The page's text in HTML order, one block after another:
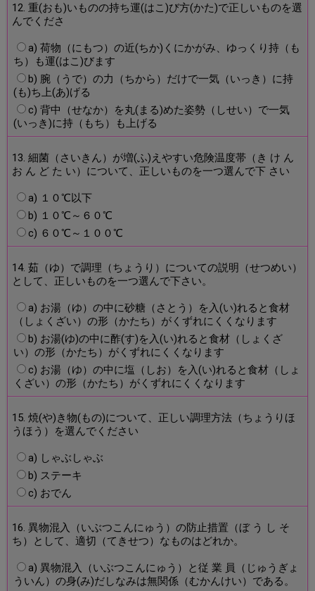
12. 重(おも)いものの持ち運(はこ)び方(かた)で正しいものを選
んでくださ
a) 荷物（にもつ）の近(ちか)くにかがみ、ゆっくり持（も
ち）も運(はこ)びます
b) 腕（うで）の力（ちから）だけで一気（いっき）に持
(も)ち上(あ)げる
c) 背中（せなか）を丸(まる)めた姿勢（しせい）で一気
(いっき)に持（もち）も上げる
13. 細菌（さいきん）が増(ふ)えやすい危険温度帯（き け ん
お ん ど た い）について、正しいものを一つ選んで下 さい
a) １０℃以下
b) １０℃～６０℃
c) ６０℃～１００℃
14. 茹（ゆ）で調理（ちょうり）についての説明（せつめい）
として、正しいものを一つ選んで下さい。
a) お湯（ゆ）の中に砂糖（さとう）を入(い)れると食材
（しょくざい）の形（かたち）がくずれにくくなります
b) お湯(ゆ)の中に酢(す)を入(い)れると食材（しょくざ
い）の形（かたち）がくずれにくくなります
c) お湯（ゆ）の中に塩（しお）を入(い)れると食材（しょ
くざい）の形（かたち）がくずれにくくなります
15. 焼(や)き物(もの)について、正しい調理方法（ちょうりほ
うほう）を選んでください
a) しゃぶしゃぶ
b) ステーキ
c) おでん
16. 異物混入（いぶつこんにゅう）の防止措置（ぼ う し そ
ち）として、適切（てきせつ）なものはどれか。
a) 異物混入（いぶつこんにゅう）と従 業 員（じゅうぎょ
ういん）の身(み)だしなみは無関係（むかんけい）である。